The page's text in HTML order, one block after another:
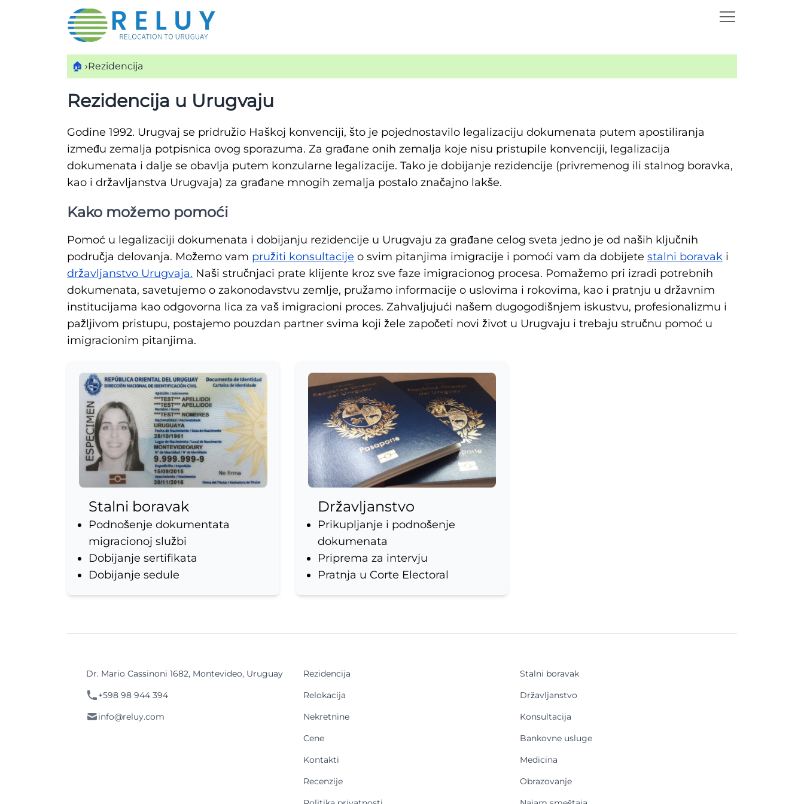
🏠 ›Rezidencija
Rezidencija u Urugvaju
Godine 1992. Urugvaj se pridružio Haškoj konvenciji, što je pojednostavilo legalizaciju dokumenata putem apostiliranja
između zemalja potpisnica ovog sporazuma. Za građane onih zemalja koje nisu pristupile konvenciji, legalizacija
dokumenata i dalje se obavlja putem konzularne legalizacije. Tako je dobijanje rezidencije (privremenog ili stalnog boravka,
kao i državljanstva Urugvaja) za građane mnogih zemalja postalo značajno lakše.
Kako možemo pomoći
Pomoć u legalizaciji dokumenata i dobijanju rezidencije u Urugvaju za građane celog sveta jedno je od naših ključnih
područja delovanja. Možemo vam pružiti konsultacije o svim pitanjima imigracije i pomoći vam da dobijete stalni boravak i
državljanstvo Urugvaja. Naši stručnjaci prate klijente kroz sve faze imigracionog procesa. Pomažemo pri izradi potrebnih
dokumenata, savetujemo o zakonodavstvu zemlje, pružamo informacije o uslovima i rokovima, kao i pratnju u državnim
institucijama kao odgovorna lica za vaš imigracioni proces. Zahvaljujući našem dugogodišnjem iskustvu, profesionalizmu i
pažljivom pristupu, postajemo pouzdan partner svima koji žele započeti novi život u Urugvaju i trebaju stručnu pomoć u
imigracionim pitanjima.
Stalni boravak
Podnošenje dokumentata
migracionoj službi
Dobijanje sertifikata
Dobijanje sedule
Državljanstvo
Prikupljanje i podnošenje
dokumenata
Priprema za intervju
Pratnja u Corte Electoral
Dr. Mario Cassinoni 1682, Montevideo, Uruguay
+598 98 944 394
info@reluy.com
Rezidencija
Relokacija
Nekretnine
Cene
Kontakti
Recenzije
Stalni boravak
Državljanstvo
Konsultacija
Bankovne usluge
Medicina
Obrazovanje